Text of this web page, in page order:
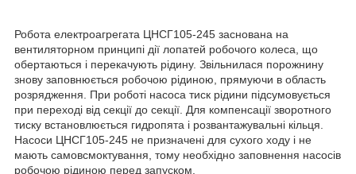
Робота електроагрегата ЦНСГ105-245 заснована на
вентиляторном принципі дії лопатей робочого колеса, що
обертаються і перекачують рідину. Звільнилася порожнину
знову заповнюється робочою рідиною, прямуючи в область
розрядження. При роботі насоса тиск рідини підсумовується
при переході від секції до секції. Для компенсації зворотного
тиску встановлюється гидропята і розвантажувальні кільця.
Насоси ЦНСГ105-245 не призначені для сухого ходу і не
мають самовсмоктування, тому необхідно заповнення насосів
робочою рідиною перед запуском.